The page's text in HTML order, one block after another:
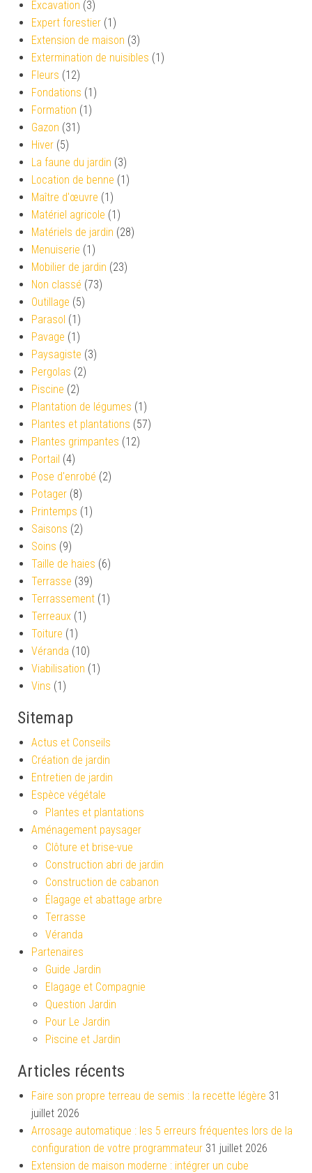
Excavation (3)
Expert forestier (1)
Extension de maison (3)
Extermination de nuisibles (1)
Fleurs (12)
Fondations (1)
Formation (1)
Gazon (31)
Hiver (5)
La faune du jardin (3)
Location de benne (1)
Maître d'œuvre (1)
Matériel agricole (1)
Matériels de jardin (28)
Menuiserie (1)
Mobilier de jardin (23)
Non classé (73)
Outillage (5)
Parasol (1)
Pavage (1)
Paysagiste (3)
Pergolas (2)
Piscine (2)
Plantation de légumes (1)
Plantes et plantations (57)
Plantes grimpantes (12)
Portail (4)
Pose d'enrobé (2)
Potager (8)
Printemps (1)
Saisons (2)
Soins (9)
Taille de haies (6)
Terrasse (39)
Terrassement (1)
Terreaux (1)
Toiture (1)
Véranda (10)
Viabilisation (1)
Vins (1)
Sitemap
Actus et Conseils
Création de jardin
Entretien de jardin
Espèce végétale
Plantes et plantations
Aménagement paysager
Clôture et brise-vue
Construction abri de jardin
Construction de cabanon
Élagage et abattage arbre
Terrasse
Véranda
Partenaires
Guide Jardin
Elagage et Compagnie
Question Jardin
Pour Le Jardin
Piscine et Jardin
Articles récents
Faire son propre terreau de semis : la recette légère 31
juillet 2026
Arrosage automatique : les 5 erreurs fréquentes lors de la
configuration de votre programmateur 31 juillet 2026
Extension de maison moderne : intégrer un cube